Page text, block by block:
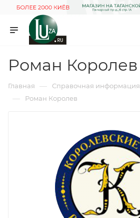
Роман Королев
Главная — Справочная информация
— Роман Королев